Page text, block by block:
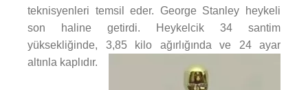
teknisyenleri temsil eder. George Stanley heykeli
son haline getirdi. Heykelcik 34 santim
yüksekliğinde, 3,85 kilo ağırlığında ve 24 ayar
altınla kaplıdır.